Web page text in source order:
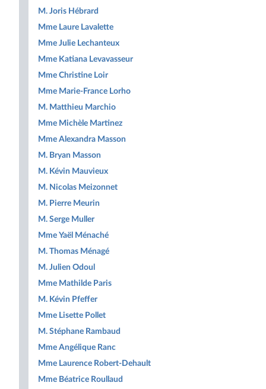
M. Joris Hébrard
Mme Laure Lavalette
Mme Julie Lechanteux
Mme Katiana Levavasseur
Mme Christine Loir
Mme Marie-France Lorho
M. Matthieu Marchio
Mme Michèle Martinez
Mme Alexandra Masson
M. Bryan Masson
M. Kévin Mauvieux
M. Nicolas Meizonnet
M. Pierre Meurin
M. Serge Muller
Mme Yaël Ménaché
M. Thomas Ménagé
M. Julien Odoul
Mme Mathilde Paris
M. Kévin Pfeffer
Mme Lisette Pollet
M. Stéphane Rambaud
Mme Angélique Ranc
Mme Laurence Robert-Dehault
Mme Béatrice Roullaud